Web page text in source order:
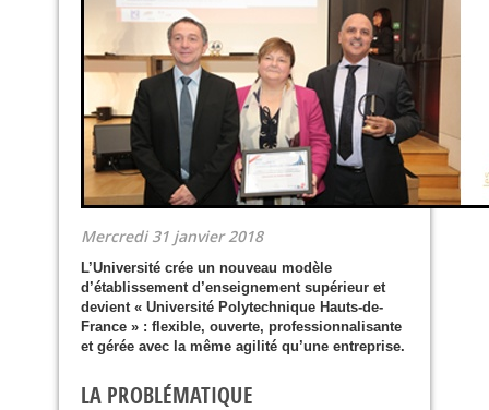
Mercredi 31 janvier 2018
L’Université crée un nouveau modèle
d’établissement d’enseignement supérieur et
devient « Université Polytechnique Hauts-de-
France » : flexible, ouverte, professionnalisante
et gérée avec la même agilité qu’une entreprise.
LA PROBLÉMATIQUE